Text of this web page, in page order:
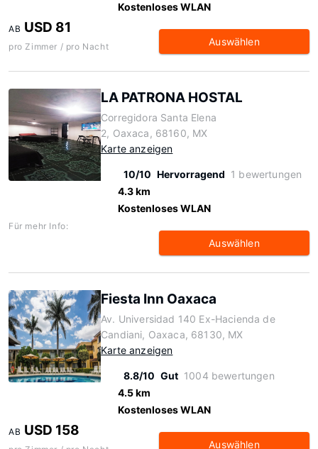
Kostenloses WLAN
AB USD 81
pro Zimmer / pro Nacht Auswählen
LA PATRONA HOSTAL
Corregidora Santa Elena
2, Oaxaca, 68160, MX
Karte anzeigen
10/10 Hervorragend 1 bewertungen
4.3 km
Kostenloses WLAN
Für mehr Info:
Auswählen
Fiesta Inn Oaxaca
Av. Universidad 140 Ex-Hacienda de
Candiani, Oaxaca, 68130, MX
Karte anzeigen
8.8/10 Gut 1004 bewertungen
4.5 km
Kostenloses WLAN
AB USD 158
Auswählen